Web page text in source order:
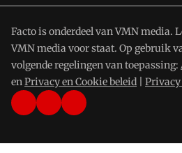
Facto is onderdeel van VMN media.
VMN media voor staat. Op gebruik
volgende regelingen van toepassing:
enPrivacy en Cookie beleid